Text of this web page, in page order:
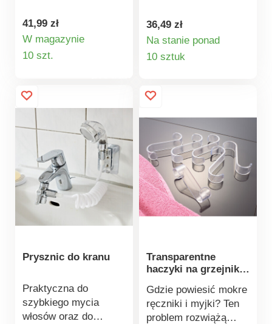
setkom przyssawek
maty te zapewniają
solidne podłoże pod
stopami. Wytrzymały
na zabrudzenia, pleśń,
trwały kolor i odporny
na ścieranie - tak,
można go nawet prać
w pralce.
41,99 zł
W magazynie
10 szt.
kaloryferze, aby
uzyskać dodatkowe
miejsce na ręczniki
lub przybory
36,49 zł
Na stanie ponad
10 sztuk
Prysznic do kranu
Praktyczna do
szybkiego mycia
włosów oraz do
Transparentne
haczyki na grzejnik,
Gdzie powiesić mokre
ręczniki i myjki? Ten
problem rozwiążą